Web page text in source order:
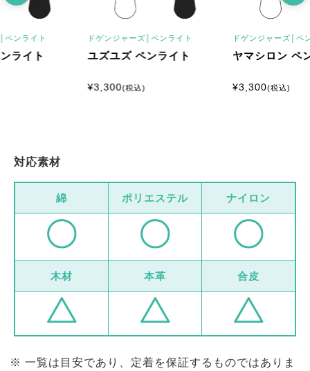
ペンライト
ライト
ドゲンジャーズ│ペンライト
ユズユズ ペンライト
¥3,300(税込)
ドゲンジャーズ│ペ
ヤマシロン ペ
¥3,300(税込)
対応素材
綿 ポリエステル ナイロン
木材 本革 合皮
一覧は目安であり、定着を保証するものではありま